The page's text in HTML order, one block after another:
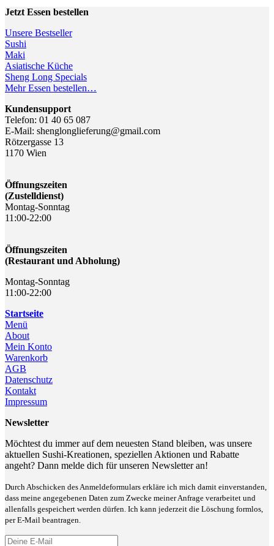
Jetzt Essen bestellen
Unsere Bestseller
Sushi
Maki
Asiatische Küche
Sheng Long Specials
Mehr Essen bestellen…
Kundensupport
Telefon: 01 40 65 087
E-Mail: shenglonglieferung@gmail.com
Rötzergasse 13
1170 Wien
Öffnungszeiten
(Zustelldienst)
Montag-Sonntag
11:00-22:00
Öffnungszeiten
(Restaurant und Abholung)
Montag-Sonntag
11:00-22:00
Startseite
Menü
About
Mein Konto
Warenkorb
AGB
Datenschutz
Kontakt
Impressum
Newsletter
Möchtest du immer auf dem neuesten Stand bleiben, was unsere
aktuellen Sushi-Kreationen, speziellen Aktionen und Rabatte
angeht? Dann melde dich für unseren Newsletter an!
Durch Abschicken des Anmeldeformulars erkläre ich mich damit einverstanden,
dass meine angegebenen Daten zum Zwecke meiner Anfrage verarbeitet und
allenfalls gespeichert werden dürfen. Ich kann jederzeit die Löschung formlos,
per E-Mail beantragen.